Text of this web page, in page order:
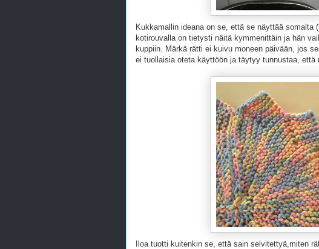
Kukkamallin ideana on se, että se näyttää somalta
kotirouvalla on tietysti näitä kymmenittäin ja hän
kuppiin. Märkä rätti ei kuivu moneen päivään, jos
ei tuollaisia oteta käyttöön ja täytyy tunnustaa, että
Iloa tuotti kuitenkin se, että sain selvitettyä,miten